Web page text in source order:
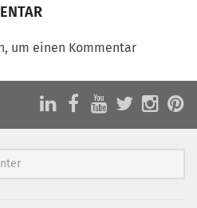
Clubs
um einen Kommentar